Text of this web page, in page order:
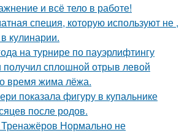
и всё тело в работе!
специя, которую используют не ,
кулинарии.
на турнире по пауэрлифтингу
получил сплошной отрыв левой
время жима лёжа.
показала фигуру в купальнике
после родов.
Нормально не